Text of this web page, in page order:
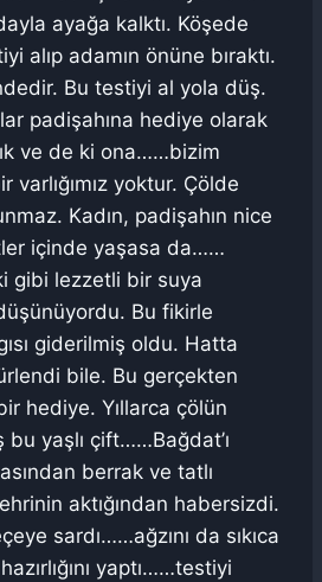
ayağa kalktı. Köşede
alıp adamın önüne bıraktı.
Bu testiyi al yola düş.
padişahına hediye olarak
ve de ki ona……bizim
varlığımız yoktur. Çölde
Kadın, padişahın nice
içinde yaşasa da……
gibi lezzetli bir suya
Bu fikirle
giderilmiş oldu. Hatta
bile. Bu gerçekten
hediye. Yıllarca çölün
bu yaşlı çift……Bağdat’ı
berrak ve tatlı
aktığından habersizdi.
sardı……ağzını da sıkıca
yaptı……testiyi